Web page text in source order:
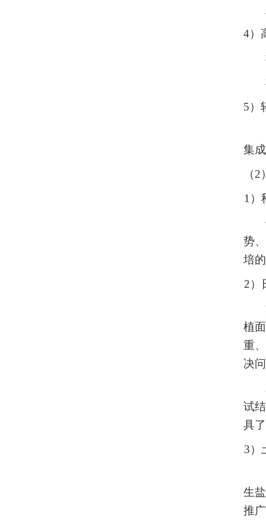
4）
5）
集
（
1）
势
培的
2）
植
重、
决
试
具
3）
生
推